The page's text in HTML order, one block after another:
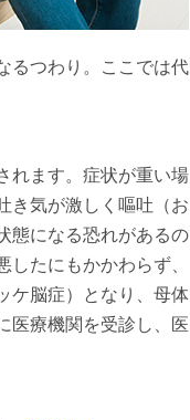
るつわり。ここでは代
れます。症状が重い場
き気が激しく嘔吐（お
態になる恐れがあるの
たにもかかわらず、
ケ脳症）となり、母体
医療機関を受診し、医